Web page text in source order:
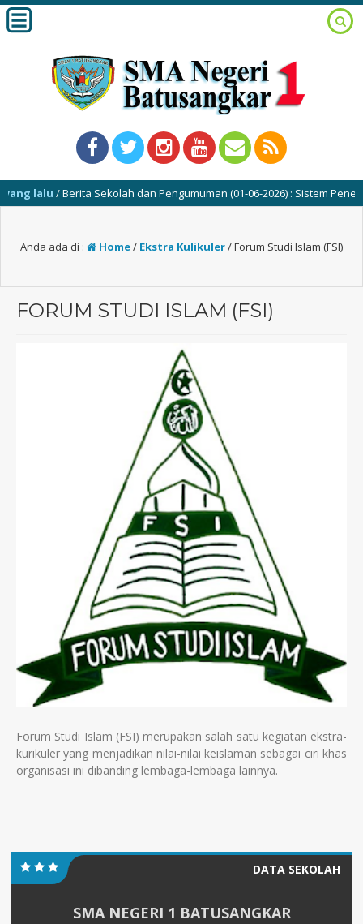
lalu/ Berita Sekolah dan Pengumuman (01-06-2026) : Sistem
Anda ada di : Home/ Ekstra Kulikuler/Forum Studi Islam (FSI)
FORUM STUDI ISLAM (FSI)
Forum Studi Islam (FSI) merupakan salah satu kegiatan ekstra-
kurikuler yang menjadikan nilai-nilai keislaman sebagai ciri khas
organisasi ini dibanding lembaga-lembaga lainnya.
DATA SEKOLAH
SMA NEGERI 1 BATUSANGKAR